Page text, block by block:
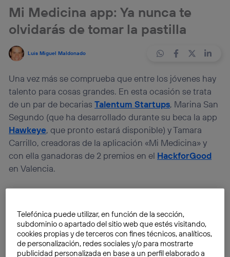
Mi Medicina app: Ya nunca te
olvidarás de tomar la pastilla
Luis Miguel Maldonado
Una vez más se comprueba que entre los jóvenes hay
talento para cosas grandes. En esta ocasión se trata
de un par de becariasTalentum Startups, Marina San
Segundo (que ha desarrollado durante su beca la app
Hawkeye, que pronto estará disponible) y Tamara
Carrillo, creadoras de la aplicación «Mi Medicina» y
con ella ganadoras de 2 premios en el HackforGood
en Valencia.
Telefónica puede utilizar, en función de la sección,
subdominio o apartado del sitio web que estés visitando,
cookies propias y de terceros con fines técnicos, analíticos,
de personalización, redes sociales y/o para mostrarte
publicidad personalizada en base a un perfil elaborado a